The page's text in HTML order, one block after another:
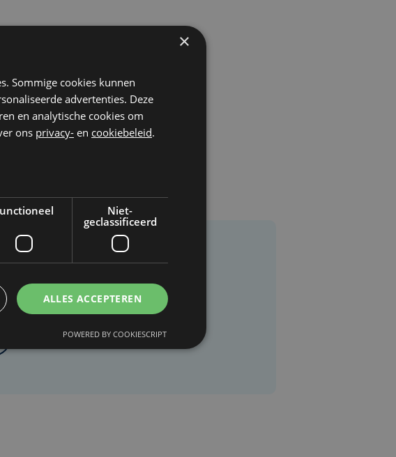
dit artikel?
×
Sommige cookies kunnen
advertenties. Deze
en analytische cookies om
ons privacy- en cookiebeleid.
Niet-
geclassificeerd
ALLES ACCEPTEREN
POWERED BY COOKIESCRIPT